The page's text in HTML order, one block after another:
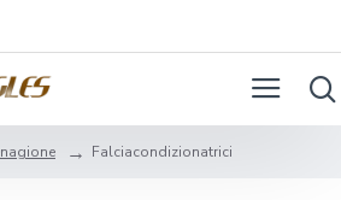
Falciacondizionatrici